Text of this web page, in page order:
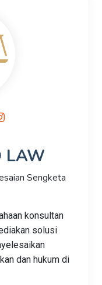
LAW
Sengketa
konsultan
solusi
dan hukum di